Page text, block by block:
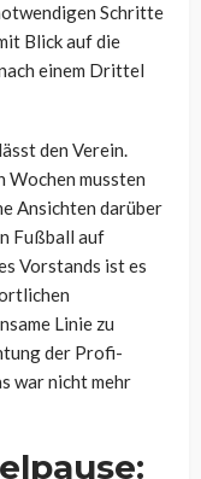
Schritte
Blick auf die
einem Drittel
den Verein.
Wochen mussten
Ansichten darüber
Fußball auf
Vorstands ist es
Linie zu
der Profi-
war nicht mehr